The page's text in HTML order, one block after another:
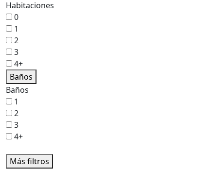
Habitaciones
0
1
2
3
4+
Baños
Baños
1
2
3
4+
Más filtros